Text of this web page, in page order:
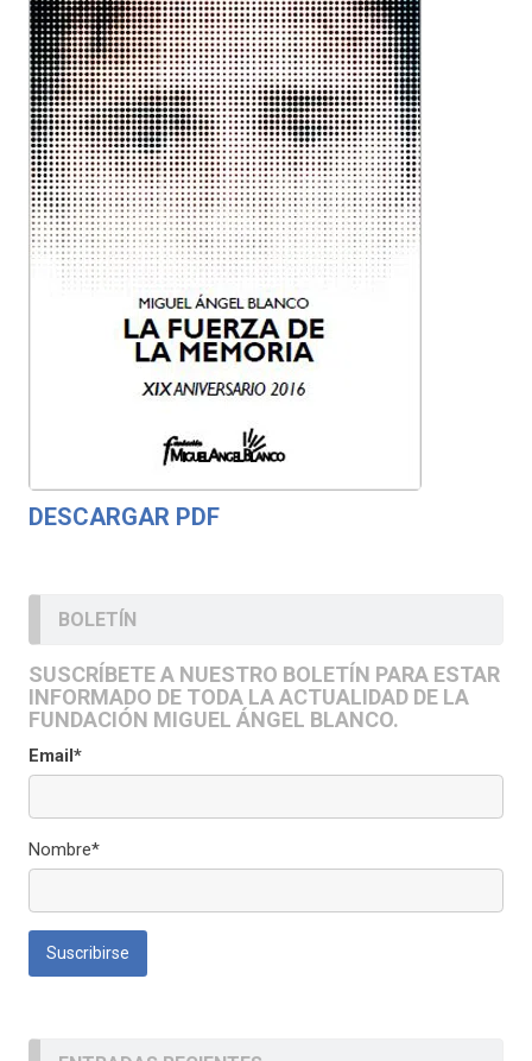
DESCARGAR PDF
BOLETÍN
SUSCRÍBETE A NUESTRO BOLETÍN PARA ESTAR
INFORMADO DE TODA LA ACTUALIDAD DE LA
FUNDACIÓN MIGUEL ÁNGEL BLANCO.
Email*
Nombre*